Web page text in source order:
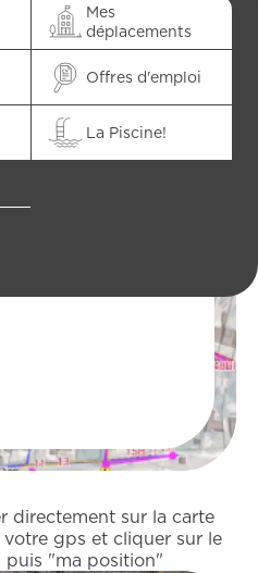
Mes
déplacements
Offres d'emploi
La Piscine!
directement sur la carte
gps et cliquer sur le
"ma position"